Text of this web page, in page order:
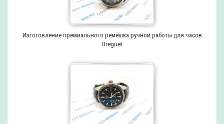
Изготовление премиального ремешка ручной работы для часов
Breguet